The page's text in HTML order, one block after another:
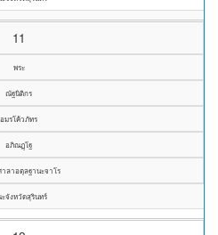
11
พระ
ณัฐนิติกร
อมรโค้วภัทร
อภิณฏฺโฐ
าลาอตุลฐานะจาโร
จังหวัดสุรินทร์